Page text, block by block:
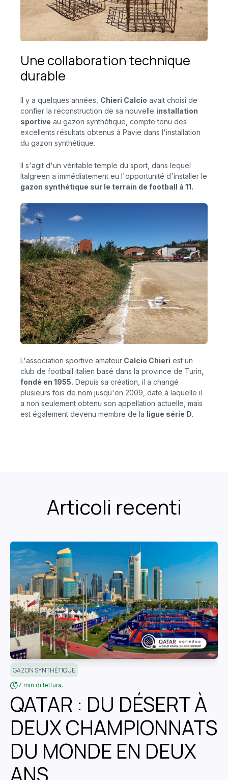
Une collaboration technique
durable
Il y a quelques années, Chieri Calcio avait choisi de
confier la reconstruction de sa nouvelle installation
sportive au gazon synthétique, compte tenu des
excellents résultats obtenus à Pavie dans l'installation
du gazon synthétique.
Il s'agit d'un véritable temple du sport, dans lequel
Italgreen a immédiatement eu l'opportunité d'installer le
gazon synthétique sur le terrain de football à 11.
L'association sportive amateur Calcio Chieri est un
club de football italien basé dans la province de Turin
fondé en 1955. Depuis sa création, il a changé
plusieurs fois de nom jusqu'en 2009, date à laquelle il
a non seulement obtenu son appellation actuelle, mais
est également devenu membre de la ligue série D.
Articoli recenti
GAZON SYNTHÉTIQUE
7 min di lettura.
QATAR : DU DÉSERT À
DEUX CHAMPIONNATS
DU MONDE EN DEUX
ANS